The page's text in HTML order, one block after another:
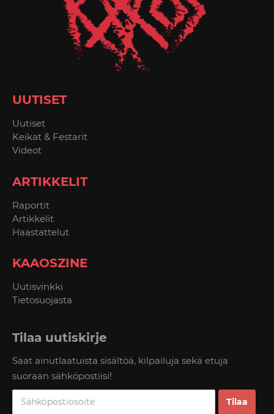
UUTISET
Uutiset
Keikat & Festarit
Videot
ARTIKKELIT
Raportit
Artikkelit
Haastattelut
KAAOSZINE
Uutisvinkki
Tietosuojasta
Tilaa uutiskirje
Saat ainutlaatuista sisältöä, kilpailuja sekä etuja
suoraan sähköpostiisi!